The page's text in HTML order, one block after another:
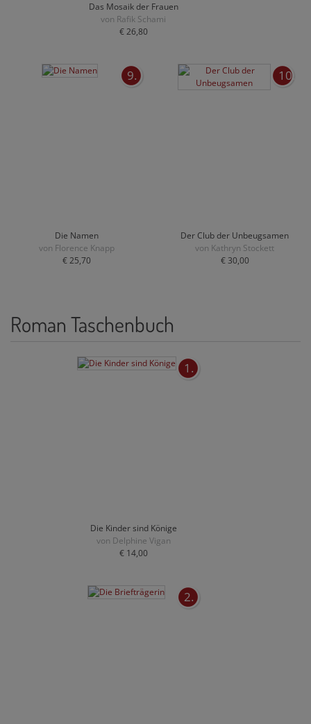
Das Mosaik der Frauen
von Rafik Schami
€ 26,80
9.
Die Namen
von Florence Knapp
€ 25,70
10.
Der Club der Unbeugsamen
von Kathryn Stockett
€ 30,00
Roman Taschenbuch
1.
Die Kinder sind Könige
von Delphine Vigan
€ 14,00
2.